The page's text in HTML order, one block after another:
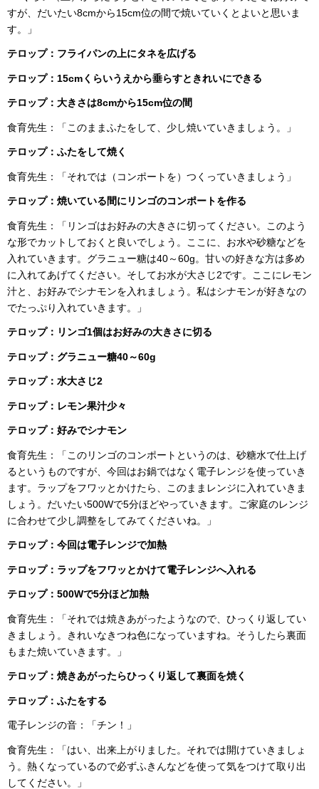
すが、だいたい8cmから15cm位の間で焼いていくとよいと思いま
す。」
テロップ： フライパンの上にタネを広げる
テロップ： 15cmくらいうえから垂らすときれいにできる
テロップ： 大きさは8cmから15cm位の間
食育先生：「このままふたをして、少し焼いていきましょう。」
テロップ： ふたをして焼く
食育先生：「それでは（コンポートを）つくっていきましょう」
テロップ： 焼いている間にリンゴのコンポートを作る
食育先生：「リンゴはお好みの大きさに切ってください。このよう
な形でカットしておくと良いでしょう。ここに、お水や砂糖などを
入れていきます。グラニュー糖は40～60g。甘いの好きな方は多め
に入れてあげてください。そしてお水が大さじ2です。ここにレモン
汁と、お好みでシナモンを入れましょう。私はシナモンが好きなの
でたっぷり入れていきます。」
テロップ： リンゴ1個はお好みの大きさに切る
テロップ： グラニュー糖40～60g
テロップ： 水大さじ2
テロップ： レモン果汁少々
テロップ： 好みでシナモン
食育先生：「このリンゴのコンポートというのは、砂糖水で仕上げ
るというものですが、今回はお鍋ではなく電子レンジを使っていき
ます。ラップをフワッとかけたら、このままレンジに入れていきま
しょう。だいたい500Wで5分ほどやっていきます。ご家庭のレンジ
に合わせて少し調整をしてみてくださいね。」
テロップ：今回は電子レンジで加熱
テロップ：ラップをフワッとかけて電子レンジへ入れる
テロップ：500Wで5分ほど加熱
食育先生：「それでは焼きあがったようなので、ひっくり返してい
きましょう。きれいなきつね色になっていますね。そうしたら裏面
もまた焼いていきます。」
テロップ： 焼きあがったらひっくり返して裏面を焼く
テロップ： ふたをする
電子レンジの音：「チン！」
食育先生：「はい、出来上がりました。それでは開けていきましょ
う。熱くなっているので必ずふきんなどを使って気をつけて取り出
してください。」